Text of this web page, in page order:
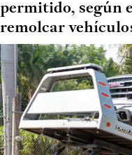
permitido, según
remolcar